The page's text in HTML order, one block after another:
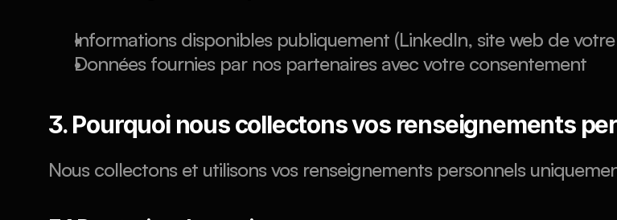
Informations disponibles publiquement (LinkedIn, site web de
Données fournies par nos partenaires avec votre consentement
3. Pourquoi nous collectons vos renseignements
Nous collectons et utilisons vos renseignements personnels